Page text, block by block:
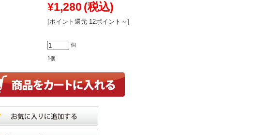
¥1,280 (税込)
[ポイント還元 12ポイント～]
個
1個